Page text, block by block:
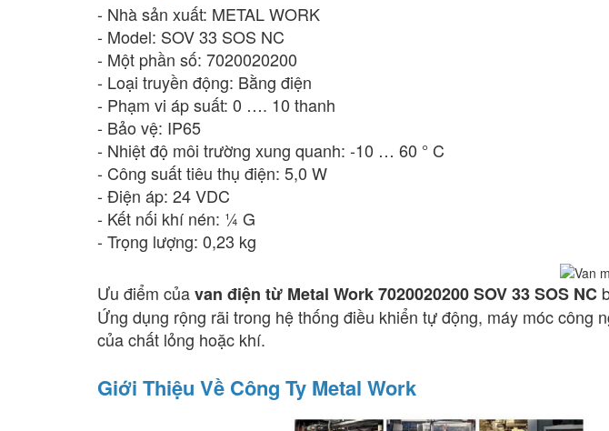
- Nhà sản xuất: METAL WORK
- Model: SOV 33 SOS NC
- Một phần số: 7020020200
- Loại truyền động: Bằng điện
- Phạm vi áp suất: 0 …. 10 thanh
- Bảo vệ: IP65
- Nhiệt độ môi trường xung quanh: -10 … 60 ° C
- Công suất tiêu thụ điện: 5,0 W
- Điện áp: 24 VDC
- Kết nối khí nén: ¼ G
- Trọng lượng: 0,23 kg
Ưu điểm củavan điện từ Metal Work 7020020200 SOV 33 SOS NC
Ứng dụng rộng rãi trong hệ thống điều khiển tự động, máy móc
của chất lỏng hoặc khí.
Giới Thiệu Về Công Ty Metal Work